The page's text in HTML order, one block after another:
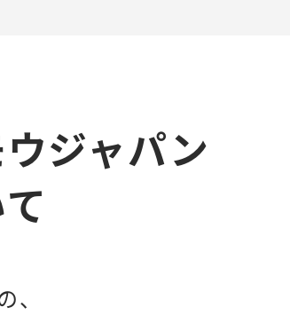
ジャパン
、